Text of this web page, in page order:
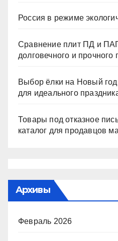
Россия в режиме
Сравнение плит ПД и
долговечного и прочного
Выбор ёлки на Новый
для идеального
Товары под отказное
каталог для продавцов
Архивы
Февраль 2026